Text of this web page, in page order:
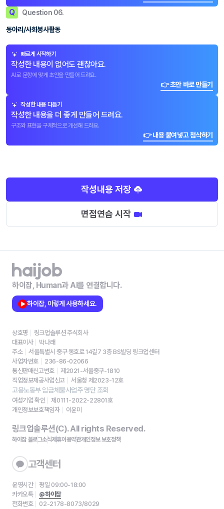
Q Question 06.
동아리/사회봉사활동
빠르게 시작하기
작성한 내용이 없어도 괜찮아요.
AI로 문항에 맞게 초안을 만들어 드려요.
👉 초안 바로 만들기
작성한 내용 다듬기
작성한 내용을 더 좋게 만들어 드려요.
구조와 표현을 구체적으로 개선해 드려요.
👉 내용 붙여넣고 첨삭하기
작성내용 저장
면접연습 시작
하이잡, Human과 AI를 연결합니다.
하이잡, 이렇게 사용하세요.
상호명
링크업솔루션 주식회사
대표이사
박나래
주소
서울특별시 중구 동호로 14길7 3층 BS빌딩 링크업센터
사업자번호
236-86-02066
통신판매신고번호
제2021-서울중구-1810
직업정보제공사업신고
서울청 제2023-12호
고용노동부 임금체불사업주 명단 조회
여성기업 확인
제0111-2022-22801호
개인정보보호책임자
이윤미
링크업솔루션(C). All rights Reserved.
하이잡 블로그소식제휴이용약관개인정보 보호정책
고객센터
운영시간
평일 09:00-18:00
카카오톡
@하이잡
전화번호
02-2178-8073/8029